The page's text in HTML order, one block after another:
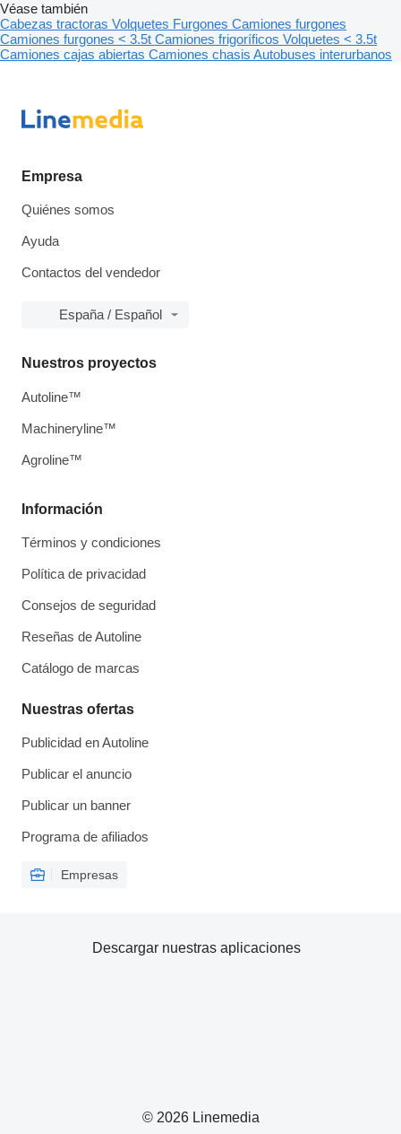
Véase también
Cabezas tractoras Volquetes Furgones Camiones furgones
Camiones furgones < 3.5t Camiones frigoríficos Volquetes < 3.5t
Camiones cajas abiertas Camiones chasis Autobuses interurbanos
Empresa
Quiénes somos
Ayuda
Contactos del vendedor
España / Español
Información
Términos y condiciones
Política de privacidad
Consejos de seguridad
Reseñas de Autoline
Catálogo de marcas
Nuestras ofertas
Publicidad en Autoline
Publicar el anuncio
Publicar un banner
Programa de afiliados
Empresas
Nuestros proyectos
Autoline™
Machineryline™
Agroline™
© 2026 Linemedia
Descargar nuestras aplicaciones